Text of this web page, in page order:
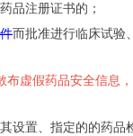
品注册证书的；
而批准进行临床试验
布虚假药品安全信息
设置、指定的的药品